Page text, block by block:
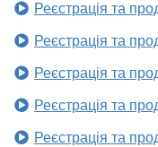
Реєстрація та
Реєстрація та
Реєстрація та
Реєстрація та
Реєстрація та